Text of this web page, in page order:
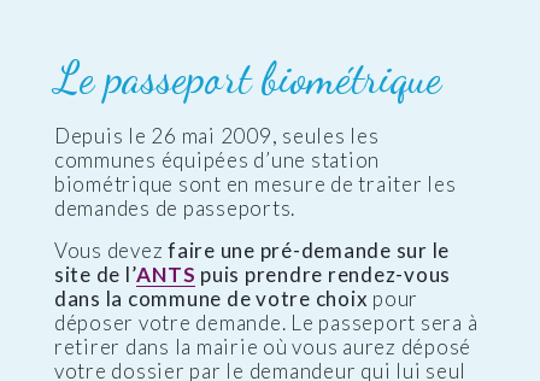
Le passeport biométrique
Depuis le 26 mai 2009, seules les
communes équipées d’une station
biométrique sont en mesure de traiter les
demandes de passeports.
Vous devezfaire une pré-demande sur le
site de l’ANTS puis prendre rendez-vous
dans la commune de votre choix pour
déposer votre demande. Le passeport sera à
retirer dans la mairie où vous aurez déposé
votre dossier par le demandeur qui lui seul